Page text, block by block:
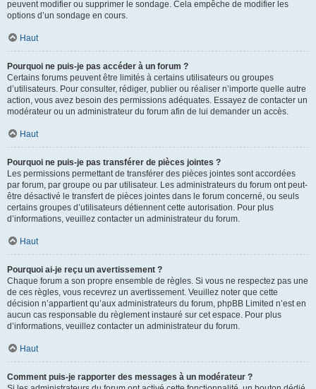
peuvent modifier ou supprimer le sondage. Cela empêche de modifier les
options d’un sondage en cours.
Haut
Pourquoi ne puis-je pas accéder à un forum ?
Certains forums peuvent être limités à certains utilisateurs ou groupes
d’utilisateurs. Pour consulter, rédiger, publier ou réaliser n’importe quelle autre
action, vous avez besoin des permissions adéquates. Essayez de contacter un
modérateur ou un administrateur du forum afin de lui demander un accès.
Haut
Pourquoi ne puis-je pas transférer de pièces jointes ?
Les permissions permettant de transférer des pièces jointes sont accordées
par forum, par groupe ou par utilisateur. Les administrateurs du forum ont peut-
être désactivé le transfert de pièces jointes dans le forum concerné, ou seuls
certains groupes d’utilisateurs détiennent cette autorisation. Pour plus
d’informations, veuillez contacter un administrateur du forum.
Haut
Pourquoi ai-je reçu un avertissement ?
Chaque forum a son propre ensemble de règles. Si vous ne respectez pas une
de ces règles, vous recevrez un avertissement. Veuillez noter que cette
décision n’appartient qu’aux administrateurs du forum, phpBB Limited n’est en
aucun cas responsable du règlement instauré sur cet espace. Pour plus
d’informations, veuillez contacter un administrateur du forum.
Haut
Comment puis-je rapporter des messages à un modérateur ?